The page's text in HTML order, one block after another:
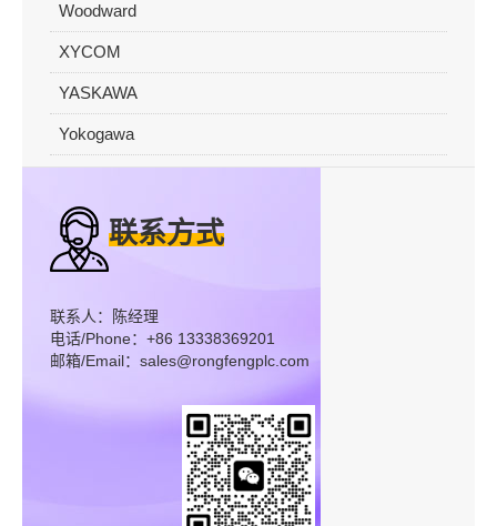
Woodward
XYCOM
YASKAWA
Yokogawa
联系方式
联系人：陈经理
电话/Phone：+86 13338369201
邮箱/Email：sales@rongfengplc.com